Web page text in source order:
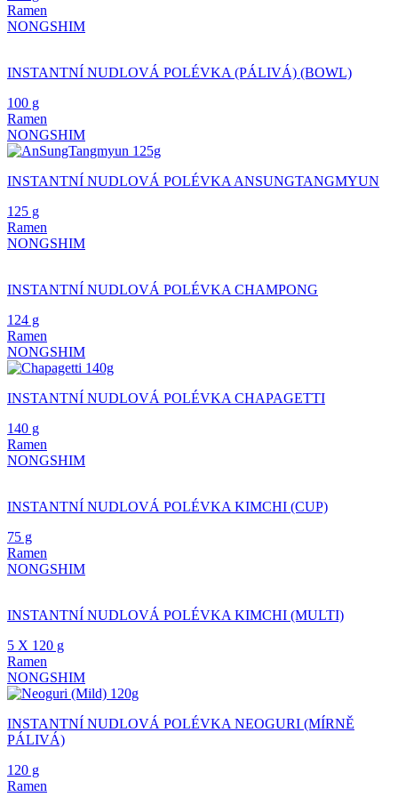
Ramen
NONGSHIM
INSTANTNÍ NUDLOVÁ POLÉVKA (PÁLIVÁ) (BOWL)
100 g
Ramen
NONGSHIM
INSTANTNÍ NUDLOVÁ POLÉVKA ANSUNGTANGMYUN
125 g
Ramen
NONGSHIM
INSTANTNÍ NUDLOVÁ POLÉVKA CHAMPONG
124 g
Ramen
NONGSHIM
INSTANTNÍ NUDLOVÁ POLÉVKA CHAPAGETTI
140 g
Ramen
NONGSHIM
INSTANTNÍ NUDLOVÁ POLÉVKA KIMCHI (CUP)
75 g
Ramen
NONGSHIM
INSTANTNÍ NUDLOVÁ POLÉVKA KIMCHI (MULTI)
5 X 120 g
Ramen
NONGSHIM
INSTANTNÍ NUDLOVÁ POLÉVKA NEOGURI (MÍRNĚ
PÁLIVÁ)
120 g
Ramen